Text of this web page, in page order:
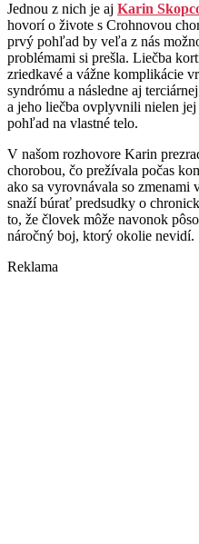
Jednou z nich je aj Karin
hovorí o živote s Crohnovou
prvý pohľad by veľa z nás
problémami si prešla. Liečba
zriedkavé a vážne komplikácie
syndrómu a následne aj
a jeho liečba ovplyvnili nielen
pohľad na vlastné telo.
V našom rozhovore Karin
chorobou, čo prežívala počas
ako sa vyrovnávala so
snaží búrať predsudky o
to, že človek môže navonok
náročný boj, ktorý okolie nevidí.
Reklama